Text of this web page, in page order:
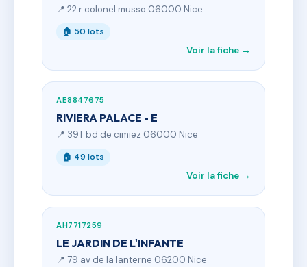
📍 22 r colonel musso 06000 Nice
🏠 50 lots
Voir la fiche →
AE8847675
RIVIERA PALACE - E
📍 39T bd de cimiez 06000 Nice
🏠 49 lots
Voir la fiche →
AH7717259
LE JARDIN DE L'INFANTE
📍 79 av de la lanterne 06200 Nice